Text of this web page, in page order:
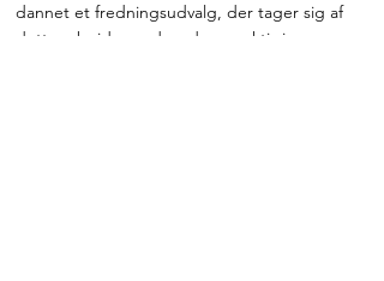
dannet et fredningsudvalg, der tager sig af
dette arbejde og desuden er aktiv i